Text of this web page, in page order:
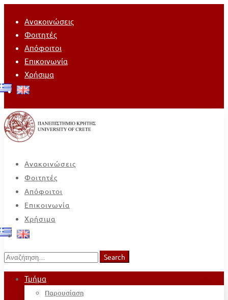
Ανακοινώσεις
Φοιτητές
Απόφοιτοι
Επικοινωνία
Χρήσιμα
Ανακοινώσεις
Φοιτητές
Απόφοιτοι
Επικοινωνία
Χρήσιμα
Search
for:
Search
Τμήμα
Παρουσίαση